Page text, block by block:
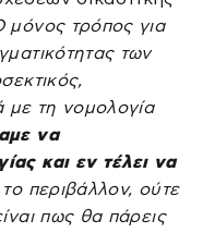
μόνος τρόπος για
των
με τη νομολογία
να
και εν τέλει να
περιβάλλον, ούτε
πως θα πάρεις